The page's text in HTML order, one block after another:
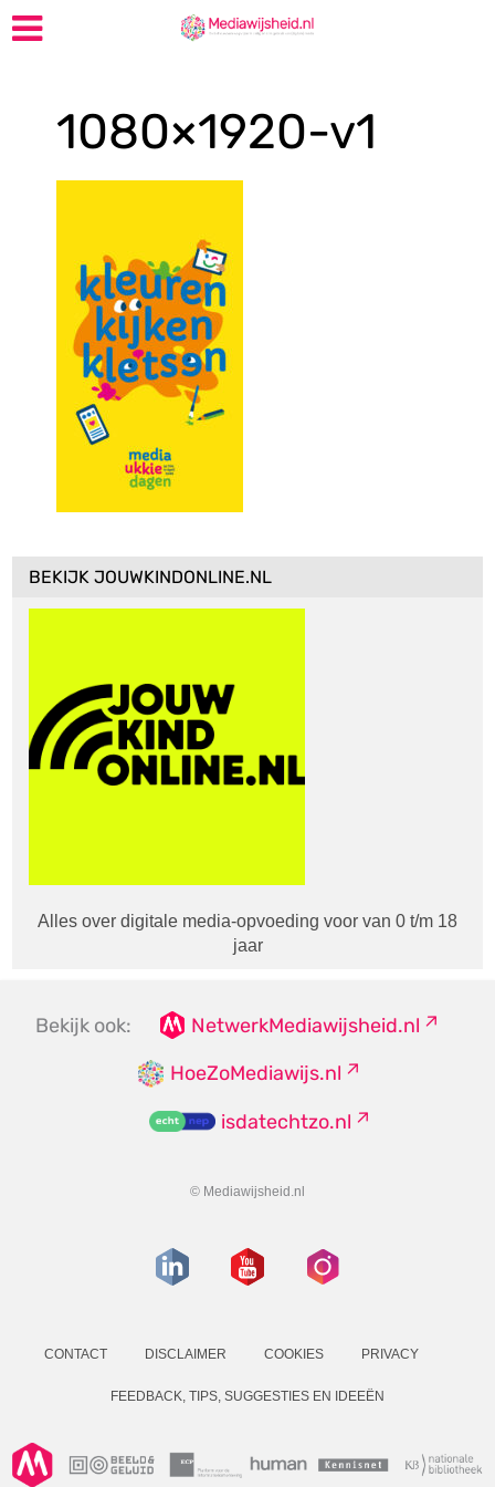
1080×1920-v1
BEKIJK JOUWKINDONLINE.NL
Alles over digitale media-opvoeding voor van 0 t/m 18
jaar
Bekijk ook:
NetwerkMediawijsheid.nl
HoeZoMediawijs.nl
isdatechtzo.nl
© Mediawijsheid.nl
CONTACT DISCLAIMER COOKIES PRIVACY
FEEDBACK, TIPS, SUGGESTIES EN IDEEËN